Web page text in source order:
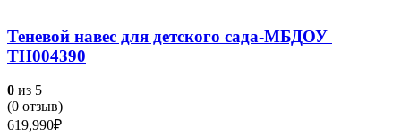
Теневой навес для детского сада-МБДОУ
ТН004390
0 из 5
(0 отзыв)
619,990₽